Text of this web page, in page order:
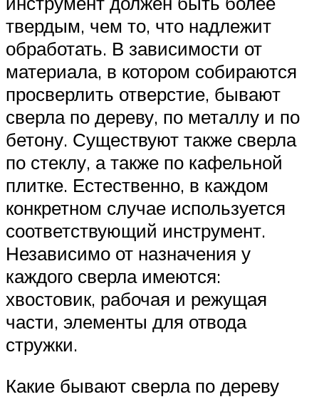
твердым, чем то, что надлежит
обработать. В зависимости от
материала, в котором собираются
просверлить отверстие, бывают
сверла по дереву, по металлу и по
бетону. Существуют также сверла
по стеклу, а также по кафельной
плитке. Естественно, в каждом
конкретном случае используется
соответствующий инструмент.
Независимо от назначения у
каждого сверла имеются:
хвостовик, рабочая и режущая
части, элементы для отвода
стружки.
Какие бывают сверла по дереву